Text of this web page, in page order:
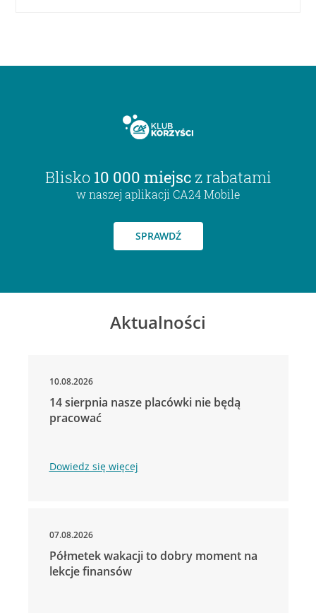
Blisko 10 000 miejsc z rabatami
w naszej aplikacji CA24 Mobile
SPRAWDŹ
Aktualności
10.08.2026
14 sierpnia nasze placówki nie będą
pracować
Dowiedz się więcej
07.08.2026
Półmetek wakacji to dobry moment na
lekcje finansów